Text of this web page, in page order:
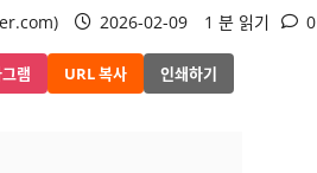
2026-02-09 1 분 읽기 0
램 URL 복사 인쇄하기